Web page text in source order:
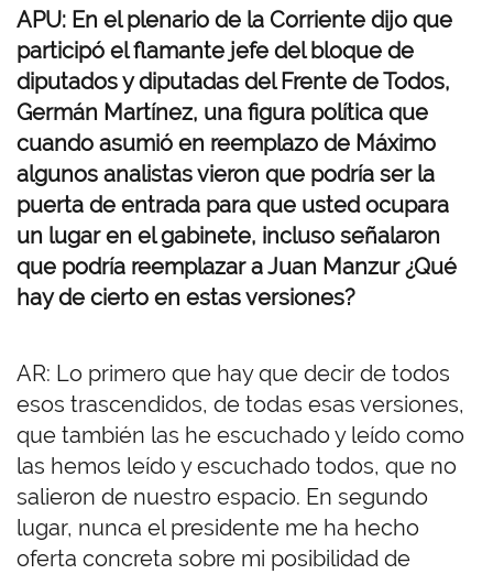
APU: En el plenario de la Corriente dijo que
participó el flamante jefe del bloque de
diputados y diputadas del Frente de Todos,
Germán Martínez, una figura política que
cuando asumió en reemplazo de Máximo
algunos analistas vieron que podría ser la
puerta de entrada para que usted ocupara
un lugar en el gabinete, incluso señalaron
que podría reemplazar a Juan Manzur ¿Qué
hay de cierto en estas versiones?
AR: Lo primero que hay que decir de todos
esos trascendidos, de todas esas versiones,
que también las he escuchado y leído como
las hemos leído y escuchado todos, que no
salieron de nuestro espacio. En segundo
lugar, nunca el presidente me ha hecho
oferta concreta sobre mi posibilidad de